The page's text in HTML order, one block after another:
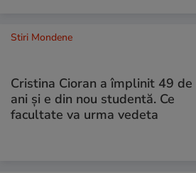
Stiri Mondene
Cristina Cioran a împlinit 49 de
ani și e din nou studentă. Ce
facultate va urma vedeta